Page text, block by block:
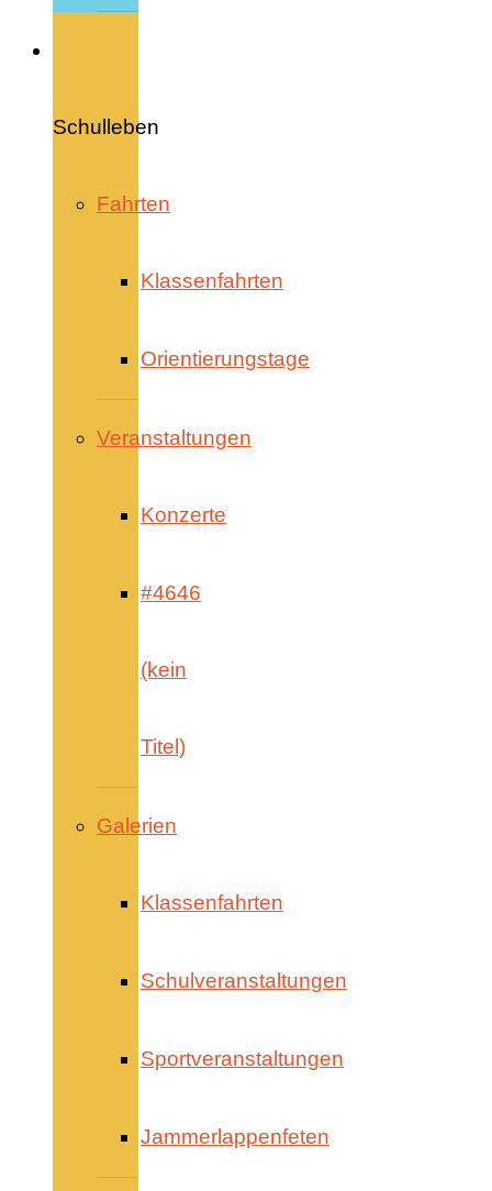
Schulleben
Fahrten
Klassenfahrten
Orientierungstage
Veranstaltungen
Konzerte
#4646
(kein
Titel)
Galerien
Klassenfahrten
Schulveranstaltungen
Sportveranstaltungen
Jammerlappenfeten